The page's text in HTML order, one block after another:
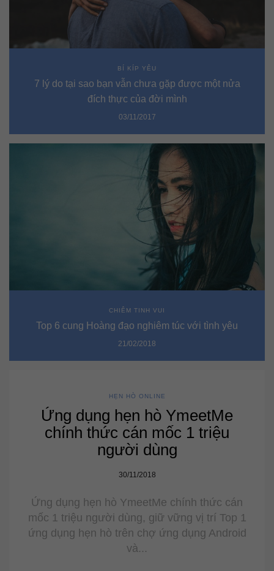
BÍ KÍP YÊU
7 lý do tại sao bạn vẫn chưa gặp được một nửa
đích thực của đời mình
03/11/2017
CHIÊM TINH VUI
Top 6 cung Hoàng đạo nghiêm túc với tình yêu
21/02/2018
HẸN HÒ ONLINE
Ứng dụng hẹn hò YmeetMe
chính thức cán mốc 1 triệu
người dùng
30/11/2018
Ứng dụng hẹn hò YmeetMe chính thức cán
mốc 1 triệu người dùng, giữ vững vị trí Top 1
ứng dụng hẹn hò trên chợ ứng dụng Android
và...